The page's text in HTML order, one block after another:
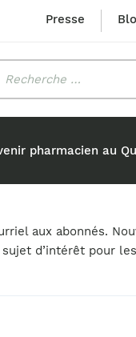
Presse
pharmacien au
Étudiants formés au
aux abonnés.
d’intérêt pour